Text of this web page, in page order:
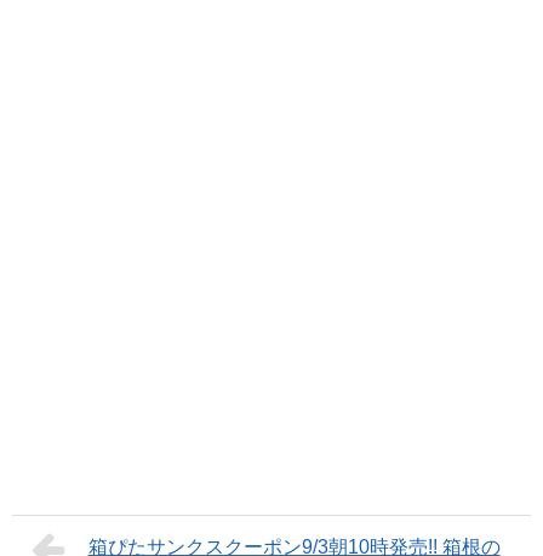
箱ぴたサンクスクーポン9/3朝10時発売!! 箱根の